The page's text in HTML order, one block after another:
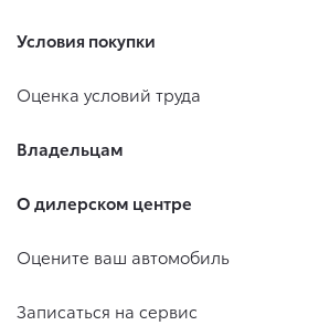
Условия покупки
Оценка условий труда
Владельцам
О дилерском центре
Оцените ваш автомобиль
Записаться на сервис